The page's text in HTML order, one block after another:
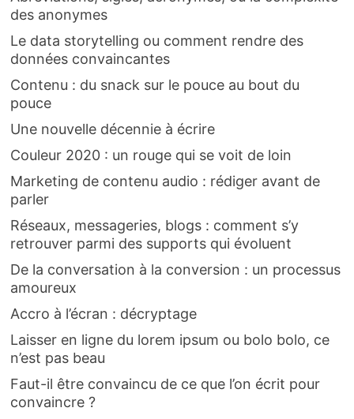
des anonymes
Le data storytelling ou comment rendre des
données convaincantes
Contenu : du snack sur le pouce au bout du
pouce
Une nouvelle décennie à écrire
Couleur 2020 : un rouge qui se voit de loin
Marketing de contenu audio : rédiger avant de
parler
Réseaux, messageries, blogs : comment s’y
retrouver parmi des supports qui évoluent
De la conversation à la conversion : un processus
amoureux
Accro à l’écran : décryptage
Laisser en ligne du lorem ipsum ou bolo bolo, ce
n’est pas beau
Faut-il être convaincu de ce que l’on écrit pour
convaincre ?